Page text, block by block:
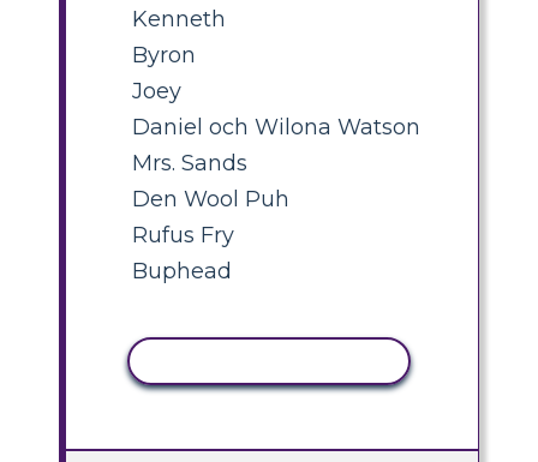
Kenneth
Byron
Joey
Daniel och Wilona Watson
Mrs. Sands
Den Wool Puh
Rufus Fry
Buphead